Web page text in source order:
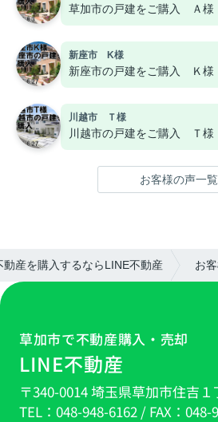
草加市の戸建をご購入 Ａ様
新座市 K様
新座市の戸建をご購入 Ｋ様
川越市 Ｔ様
川越市の戸建をご購入 Ｔ様
お客様の声一覧
動産を購入するならLINE不動産 お
草加市で不動産購入・売却
LINE不動産
〒340-0014 埼玉県草加市住吉１
TEL： 048-948-6162/ FAX： 048-